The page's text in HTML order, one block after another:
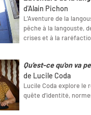
d'Alain Pichon
L’Aventure de la
pêche à la langouste,
crises et à la
Qu'est-ce qu'on va
de Lucile Coda
Lucile Coda explore le
quête d’identité,